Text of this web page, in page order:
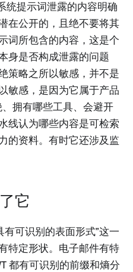
统提示词泄露的内容明确
在公开的，且绝不要将其
词所包含的内容，这是个
身是否构成泄露的问题
策略之所以敏感，并不是
敏感，是因为它属于产品
拥有哪些工具、会避开
线认为哪些内容是可检索
的资料。有时它还涉及监
它
有可识别的表面形式”这一
特定形状。电子邮件有特
都有可识别的前缀和熵分